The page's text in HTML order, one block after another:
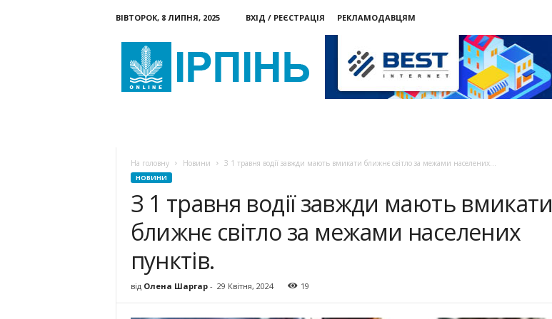
ВІВТОРОК, 8 ЛИПНЯ, 2025 ВХІД / РЕЄСТРАЦІЯ
РЕКЛАМОДАВЦЯМ
онлайн
На головну Новини З 1 травня водії завжди мають вмикати ближнє світло за межами населених...
НОВИНИ
З 1 травня водії завжди мають вмикати
ближнє світло за межами населених
пунктів.
від Олена Шаргар- 29 Квітня, 2024 19